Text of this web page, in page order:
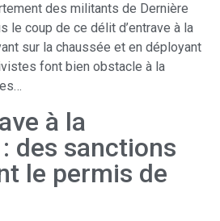
des militants de Dernière
le coup de ce délit d’entrave à la
sur la chaussée et en déployant
font bien obstacle à la
à la
des sanctions
le permis de